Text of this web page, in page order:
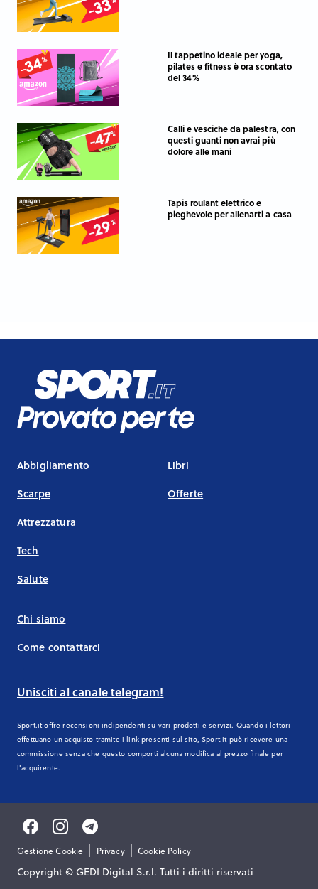
Il tappetino ideale per yoga,
pilates e fitness è ora scontato
del 34%
Calli e vesciche da palestra, con
questi guanti non avrai più
dolore alle mani
Tapis roulant elettrico e
pieghevole per allenarti a casa
Abbigliamento
Scarpe
Attrezzatura
Tech
Salute
Libri
Offerte
Chi siamo
Come contattarci
Unisciti al canale telegram!
Sport.it offre recensioni indipendenti su vari prodotti e servizi. Quando i lettori
effettuano un acquisto tramite i link presenti sul sito, Sport.it può ricevere una
commissione senza che questo comporti alcuna modifica al prezzo finale per
l'acquirente.
Gestione Cookie | Privacy | Cookie Policy
Copyright © GEDI Digital S.r.l. Tutti i diritti riservati